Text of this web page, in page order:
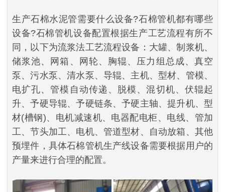
生产石棉水泥管需要什么设备?石棉管机都有哪些
设备?石棉管机设备配置根据生产工艺流程有所不
同，以下为流浆法工艺流程设备：大罐、制浆机、
储浆池、网箱、网轮、胸辊、压力组总成、真空
泵、污水泵、清水泵、导辊、主机、型材、管模、
电扩孔、管模自动传递、脱模、混切机、伏辊起
升、予硬导辊、予硬链条、予硬主轴、提升机、型
材(槽钢)、电机减速机、电器配电柜、电线、管加
工、节头加工、电机、管道型材、自动放箱、其他
预埋件，具体石棉管机生产线设备需要根据用户的
产量来进行合理的配置。